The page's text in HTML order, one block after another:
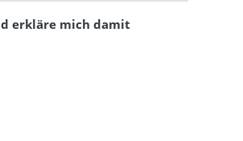
erkläre mich damit